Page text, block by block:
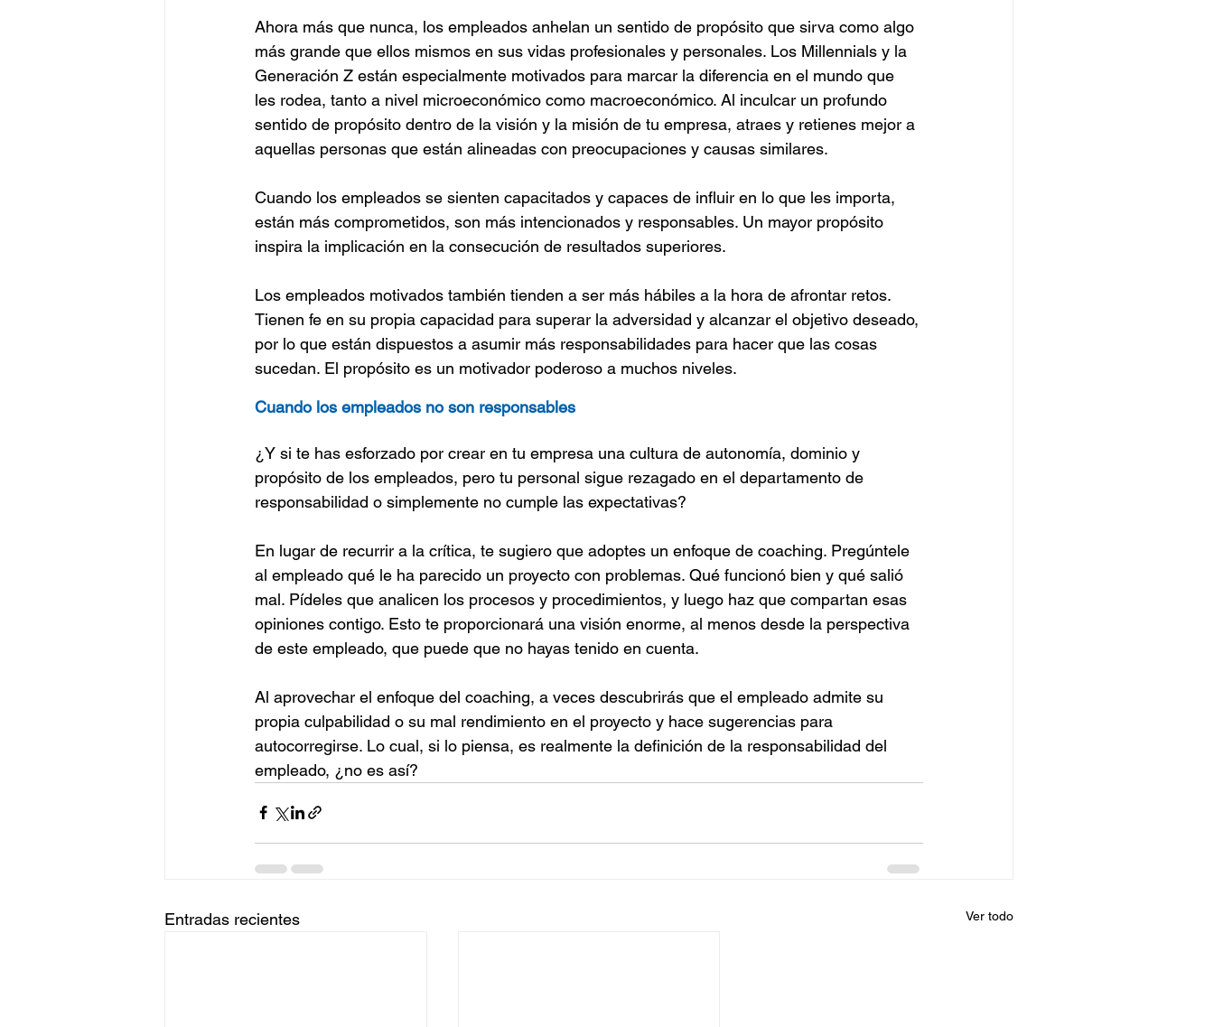
Ahora más que nunca, los empleados anhelan un sentido de propósito que sirva como algo
más grande que ellos mismos en sus vidas profesionales y personales. Los Millennials y la
Generación Z están especialmente motivados para marcar la diferencia en el mundo que
les rodea, tanto a nivel microeconómico como macroeconómico. Al inculcar un profundo
sentido de propósito dentro de la visión y la misión de tu empresa, atraes y retienes mejor a
aquellas personas que están alineadas con preocupaciones y causas similares.
Cuando los empleados se sienten capacitados y capaces de influir en lo que les importa,
están más comprometidos, son más intencionados y responsables. Un mayor propósito
inspira la implicación en la consecución de resultados superiores.
Los empleados motivados también tienden a ser más hábiles a la hora de afrontar retos.
Tienen fe en su propia capacidad para superar la adversidad y alcanzar el objetivo deseado,
por lo que están dispuestos a asumir más responsabilidades para hacer que las cosas
sucedan. El propósito es un motivador poderoso a muchos niveles.
Cuando los empleados no son responsables
¿Y si te has esforzado por crear en tu empresa una cultura de autonomía, dominio y
propósito de los empleados, pero tu personal sigue rezagado en el departamento de
responsabilidad o simplemente no cumple las expectativas?
En lugar de recurrir a la crítica, te sugiero que adoptes un enfoque de coaching. Pregúntele
al empleado qué le ha parecido un proyecto con problemas. Qué funcionó bien y qué salió
mal. Pídeles que analicen los procesos y procedimientos, y luego haz que compartan esas
opiniones contigo. Esto te proporcionará una visión enorme, al menos desde la perspectiva
de este empleado, que puede que no hayas tenido en cuenta.
Al aprovechar el enfoque del coaching, a veces descubrirás que el empleado admite su
propia culpabilidad o su mal rendimiento en el proyecto y hace sugerencias para
autocorregirse. Lo cual, si lo piensa, es realmente la definición de la responsabilidad del
empleado, ¿no es así?
Entradas recientes Ver todo